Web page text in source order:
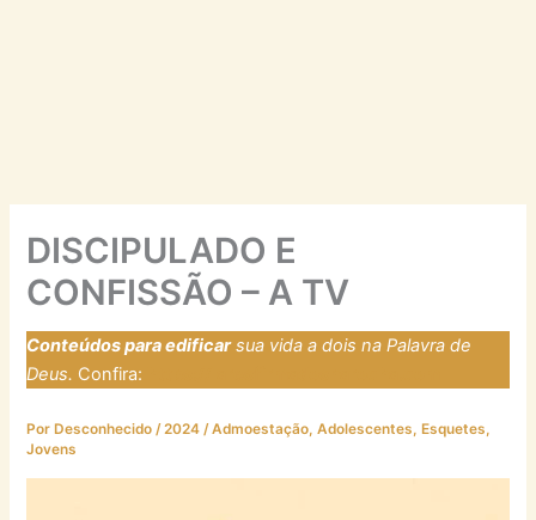
DISCIPULADO E
CONFISSÃO – A TV
Conteúdos para edificarsua vida a dois na Palavra de
Deus. Confira:
Por Desconhecido/2024/Admoestação,Adolescentes, Esquetes,
Jovens